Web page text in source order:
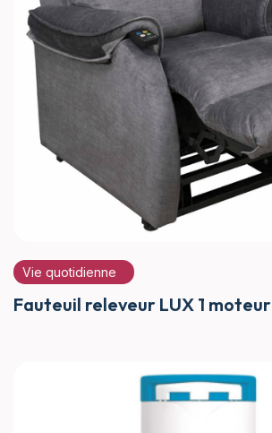
Vie quotidienne
Fauteuil releveur LUX 1 moteur